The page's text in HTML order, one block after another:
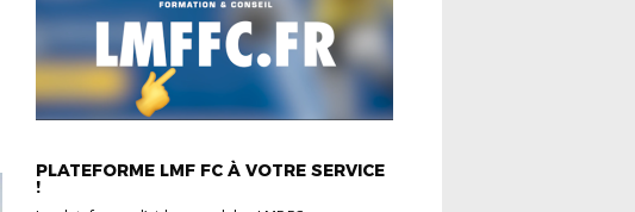
PLATEFORME LMF FC À VOTRE SERVICE
!